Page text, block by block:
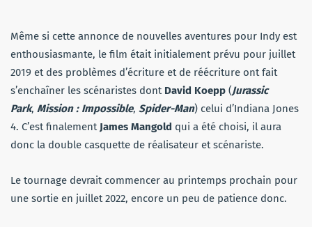
Même si cette annonce de nouvelles aventures pour Indy est
enthousiasmante, le film était initialement prévu pour juillet
2019 et des problèmes d’écriture et de réécriture ont fait
s’enchaîner les scénaristes dont David Koepp (Jurassic
Park, Mission : Impossible, Spider-Man) celui d’Indiana Jones
4. C’est finalement James Mangold qui a été choisi, il aura
donc la double casquette de réalisateur et scénariste.
Le tournage devrait commencer au printemps prochain pour
une sortie en juillet 2022, encore un peu de patience donc.